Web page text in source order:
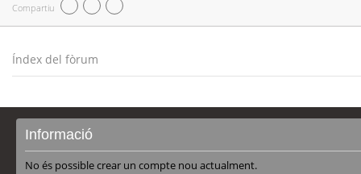
Compartiu
Índex del fòrum
Informació
No és possible crear un compte nou actualment.